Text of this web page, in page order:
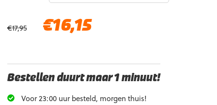
€17,95
Oorspronkelijke
€16,15Huidige
Bestellen duurt maar 1 minuut!
Voor 23:00 uur besteld, morgen thuis!